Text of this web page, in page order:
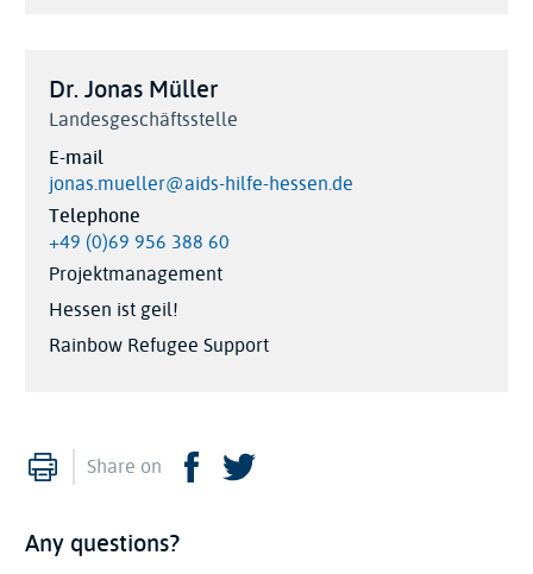
Dr. Jonas Müller
Landesgeschäftsstelle
E-mail
jonas.mueller@aids-hilfe-hessen.de
Telephone
+49 (0)69 956 388 60
Projektmanagement
Hessen ist geil!
Rainbow Refugee Support
Print
Share on Facebook
Any questions?